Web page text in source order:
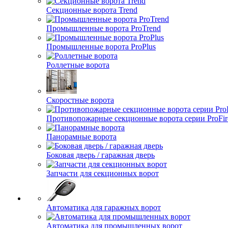
Секционные ворота Trend
Промышленные ворота ProTrend
Промышленные ворота ProPlus
Роллетные ворота
Скоростные ворота
Противопожарные секционные ворота серии
Панорамные ворота
Боковая дверь / гаражная дверь
Запчасти для секционных ворот
Автоматика для гаражных ворот
Автоматика для промышленных ворот